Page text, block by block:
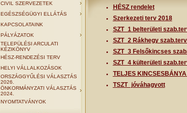
CIVIL SZERVEZETEK
EGÉSZSÉGÜGYI ELLÁTÁS
KAPCSOLATAINK
PÁLYÁZATOK
TELEPÜLÉSI ARCULATI
KÉZIKÖNYV
HÉSZ-RENDEZÉSI TERV
HELYI VÁLLALKOZÁSOK
ORSZÁGGYŰLÉSI VÁLASZTÁS
2026.
ÖNKORMÁNYZATI VÁLASZTÁS
2024.
NYOMTATVÁNYOK
HÉSZ rendelet
Szerkezeti terv 2018
SZT_1 belterületi
SZT_2 Rákhegy
SZT_3 Felsőkincses
SZT_4 külterületi
TELJES
TSZT_jóváhagyott